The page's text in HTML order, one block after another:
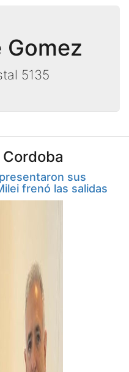
Gomez
5135
sus
frenó las salidas